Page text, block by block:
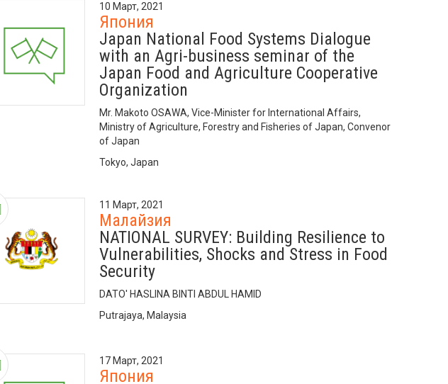
10 Март, 2021
Япония
Japan National Food Systems Dialogue
with an Agri-business seminar of the
Japan Food and Agriculture Cooperative
Organization
Mr. Makoto OSAWA, Vice-Minister for International Affairs,
Ministry of Agriculture, Forestry and Fisheries of Japan, Convenor
of Japan
Tokyo, Japan
11 Март, 2021
Малайзия
NATIONAL SURVEY: Building Resilience to
Vulnerabilities, Shocks and Stress in Food
Security
DATO' HASLINA BINTI ABDUL HAMID
Putrajaya, Malaysia
17 Март, 2021
Япония